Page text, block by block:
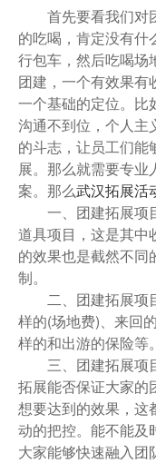
首先要看我们对
的吃喝，肯定没有什
行包车，然后吃喝场
团建，一个有效果有
一个基础的定位。比
沟通不到位，个人主
的斗志，让员工们能
展。那么就需要专
案。那么武汉拓展活
一、团建拓展项
道具项目，这是其中
的效果也是截然不同
制。
二、团建拓展项
样的(场地费)、来回
样的和出游的保险等。
三、团建拓展项
拓展能否保证大家的
想要达到的效果，这
动的把控。能不能及
大家能够快速融入团